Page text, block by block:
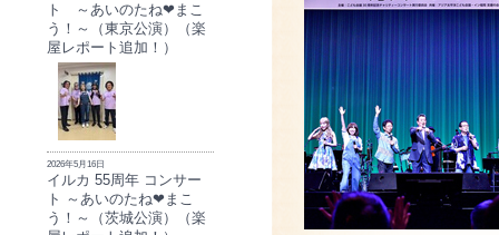
ト ～あいのたね❤まこ
う！～（東京公演）（楽
屋レポート追加！）
2026年5月16日
イルカ 55周年 コンサー
ト ～あいのたね❤まこ
う！～（茨城公演）（楽